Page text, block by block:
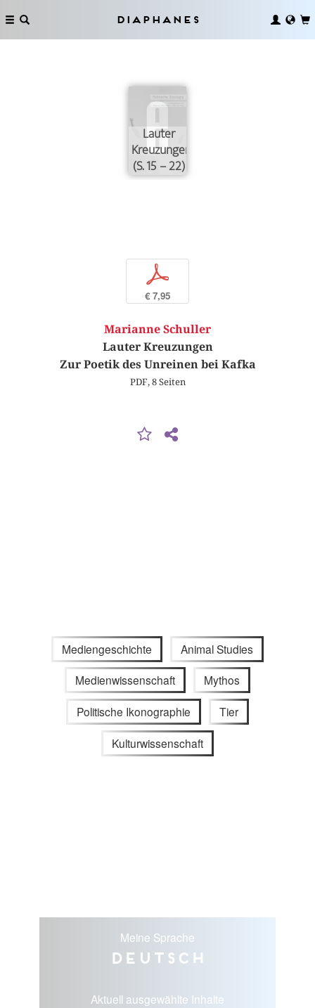
Diaphanes
Lauter
Kreuzungen
(S. 15 – 22)
p
€ 7,95
Marianne Schuller
Lauter Kreuzungen
Zur Poetik des Unreinen bei Kafka
PDF, 8 Seiten
Mediengeschichte Animal Studies
Medienwissenschaft Mythos
Politische Ikonographie Tier
Kulturwissenschaft
Meine Sprache
Deutsch
Aktuell ausgewählte Inhalte